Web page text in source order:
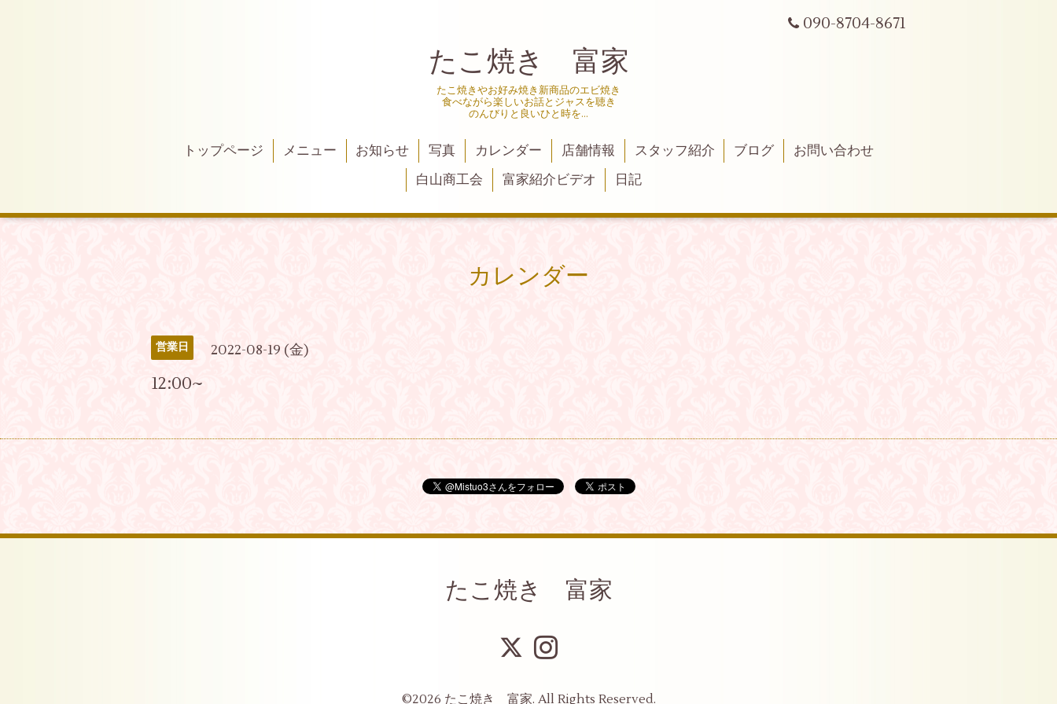
090-8704-8671
たこ焼き 富家
たこ焼きやお好み焼き新商品のエビ焼き
食べながら楽しいお話とジャスを聴き
のんびりと良いひと時を…
トップページ メニュー お知らせ 写真 カレンダー 店舗情報 スタッフ紹介 ブログ
お問い合わせ
白山商工会
富家紹介ビデオ 日記
カレンダー
営業日 2022-08-19 (金)
12:00~
たこ焼き 富家
©2026 たこ焼き 富家. All Rights Reserved.